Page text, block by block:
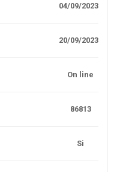
04/09/2023
20/09/2023
On line
86813
Si